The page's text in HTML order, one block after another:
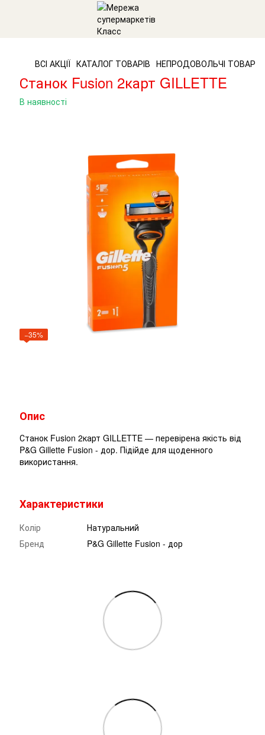
ВСІ АКЦІЇ КАТАЛОГ ТОВАРІВ НЕПРОДОВОЛЬЧІ ТОВАРИ
Станок Fusion 2карт GILLETTE
В наявності
−35%
Опис
Станок Fusion 2карт GILLETTE — перевірена якість від
P&G Gillette Fusion - дор. Підійде для щоденного
використання.
Характеристики
Колір
Натуральний
Бренд
P&G Gillette Fusion - дор